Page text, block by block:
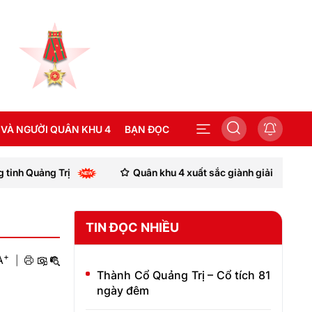
NGƯỜI QUÂN KHU 4 BẠN ĐỌC
Quân khu 4 xuất sắc giành giải Nhì Hội thi thợ giỏi
+
TIN ĐỌC NHIỀU
Thành Cổ Quảng Trị – Cổ tích 81
ngày đêm